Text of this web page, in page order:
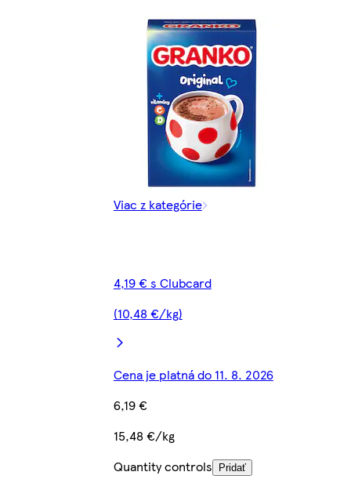
Viac z kategórie
4,19 € s Clubcard
(10,48 €/kg)
Cena je platná do 11. 8. 2026
6,19 €
15,48 €/kg
Quantity controls
Pridať